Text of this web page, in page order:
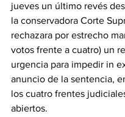
jueves un último revés
la conservadora Corte
rechazara por estrecho
votos frente a cuatro) un
urgencia para impedir in
anuncio de la sentencia,
los cuatro frentes
abiertos.